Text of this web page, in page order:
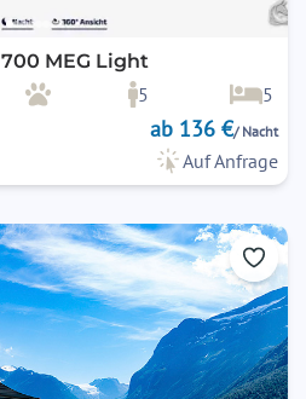
MEG Light
5
5
ab 136 €/ Nacht
Auf Anfrage